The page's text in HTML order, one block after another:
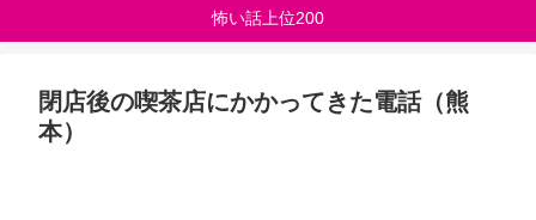
怖い話上位200
閉店後の喫茶店にかかってきた電話（熊
本）